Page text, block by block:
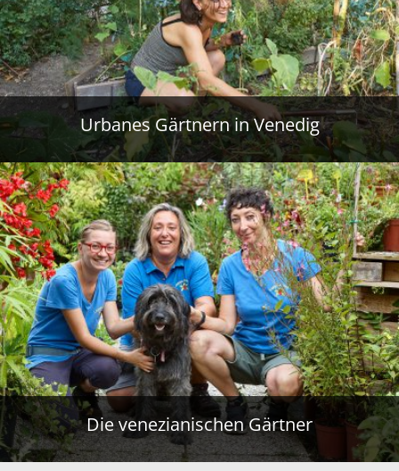
Urbanes Gärtnern in Venedig
Die venezianischen Gärtner